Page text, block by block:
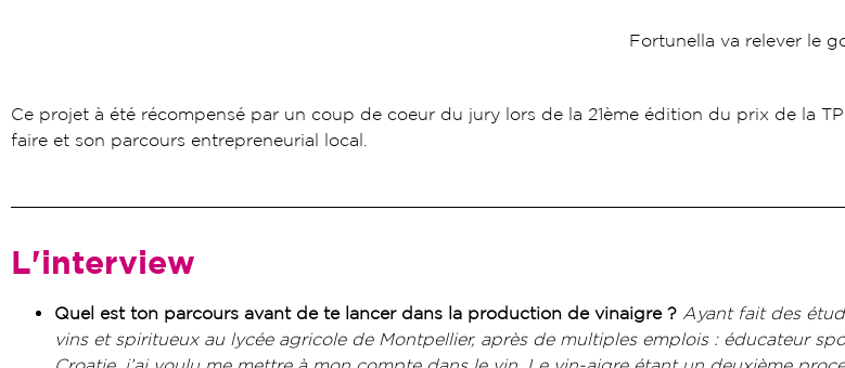
Fortunella va relever le
Ce projet à été récompensé par un coup de coeur du jury lors de la 21ème édition du prix de la
faire et son parcours entrepreneurial local.
L'interview
Quel est ton parcours avant de te lancer dans la production de vinaigre ? Ayant fait des
vins et spiritueux au lycée agricole de Montpellier, après de multiples emplois : éducateur